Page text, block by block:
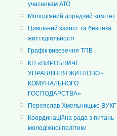
учасникам АТО
Молодіжний дорадчий комітет
Цивільний захист та безпека
життєдіяльності
Графік вивезення ТПВ
КП «ВИРОБНИЧЕ
УПРАВЛІННЯ ЖИТЛОВО -
КОМУНАЛЬНОГО
ГОСПОДАРСТВА»
Переяслав-Хмельницьке ВУКГ
Координаційна рада з питань
молодіжної політики